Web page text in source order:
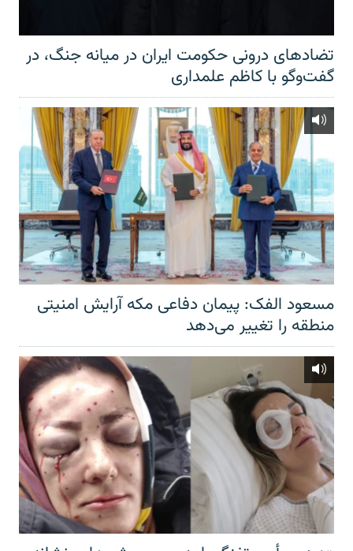
تضادهای درونی حکومت ایران در میانه جنگ، در
گفت‌‌وگو با کاظم علمداری
مسعود الفک: پیمان دفاعی مکه آرایش امنیتی
منطقه را تغییر می‌دهد